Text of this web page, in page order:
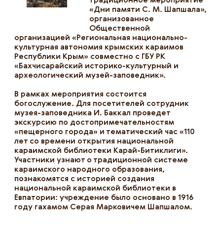
«Дни памяти С. М. Шапшала»,
организованное
Общественной
организацией «Региональная национально-
культурная автономия крымских караимов
Республики Крым» совместно с ГБУ РК
«Бахчисарайский историко-культурный и
археологический музей-заповедник».
В рамках мероприятия состоится
богослужение. Для посетителей сотрудник
музея-заповедника И. Баккал проведет
экскурсию по достопримечательностям
«пещерного города» и тематический час «110
лет со времени открытия национальной
караимской библиотеки Карай-Битиклиги».
Участники узнают о традиционной системе
караимского народного образования,
познакомятся с историей создания
национальной караимской библиотеки в
Евпатории: учреждение было основано в 1916
году гахамом Серая Марковичем Шапшалом.